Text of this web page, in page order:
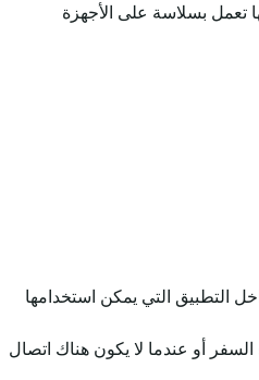
تعمل بسلاسة على الأجهزة
التطبيق التي يمكن استخدامها
السفر أو عندما لا يكون هناك اتصال